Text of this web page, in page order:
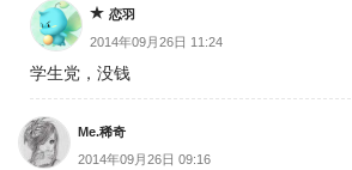
恋羽
2014年09月26日 11:24
学生党，没钱
Me.稀奇
2014年09月26日 09:16